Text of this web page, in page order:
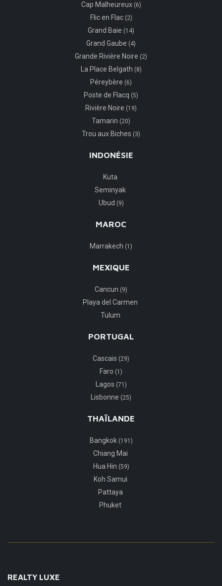
Cap Malheureux (6)
Flic en Flac (2)
Grand Baie (14)
Grand Gaube (4)
Grande Rivière Noire (2)
La Place Belgath (8)
Péreybère (6)
Poste de Flacq (5)
Rivière Noire (19)
Tamarin (20)
Trou aux Biches (3)
INDONÉSIE
Kuta
Seminyak
Ubud (9)
MAROC
Marrakech (1)
MEXIQUE
Cancun (9)
Playa del Carmen
Tulum
PORTUGAL
Cascais (29)
Faro (1)
Lagos (71)
Lisbonne (25)
THAÏLANDE
Bangkok (191)
Chiang Mai
Hua Hin (59)
Koh Samui
Pattaya
Phuket
REALTY LUXE